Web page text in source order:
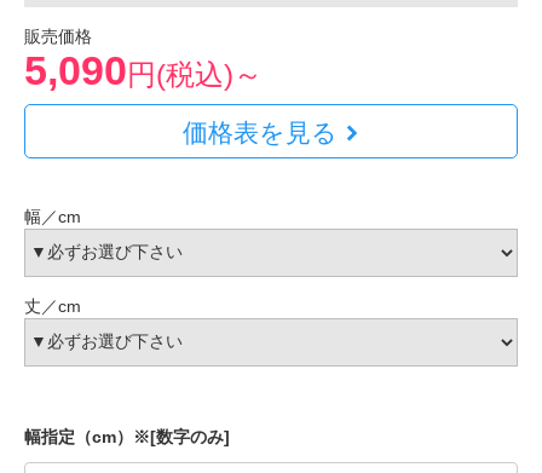
販売価格
5,090円(税込)～
価格表を見る
幅／cm
丈／cm
幅指定（cm）※[数字のみ]